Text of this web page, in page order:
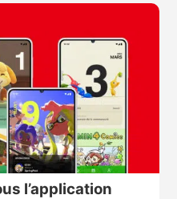
l’application